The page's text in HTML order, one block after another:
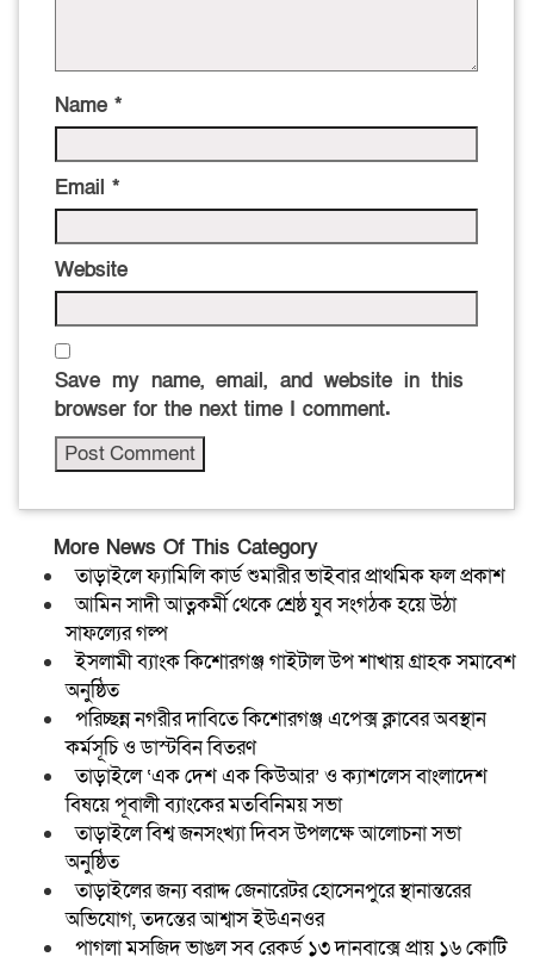
Name *
Email *
Website
Save my name, email, and website in this
browser for the next time I comment.
More News Of This Category
তাড়াইলে ফ্যামিলি কার্ড শুমারীর ভাইবার প্রাথমিক ফল প্রকাশ
আমিন সাদী আত্নকর্মী থেকে শ্রেষ্ঠ যুব সংগঠক হয়ে উঠা
সাফল্যের গল্প
ইসলামী ব্যাংক কিশোরগঞ্জ গাইটাল উপ শাখায় গ্রাহক সমাবেশ
অনুষ্ঠিত
পরিচ্ছন্ন নগরীর দাবিতে কিশোরগঞ্জ এপেক্স ক্লাবের অবস্থান
কর্মসূচি ও ডাস্টবিন বিতরণ
তাড়াইলে ‘এক দেশ এক কিউআর’ ও ক্যাশলেস বাংলাদেশ
বিষয়ে পূবালী ব্যাংকের মতবিনিময় সভা
তাড়াইলে বিশ্ব জনসংখ্যা দিবস উপলক্ষে আলোচনা সভা
অনুষ্ঠিত
তাড়াইলের জন্য বরাদ্দ জেনারেটর হোসেনপুরে স্থানান্তরের
অভিযোগ, তদন্তের আশ্বাস ইউএনওর
পাগলা মসজিদ ভাঙল সব রেকর্ড ১৩ দানবাক্সে প্রায় ১৬ কোটি